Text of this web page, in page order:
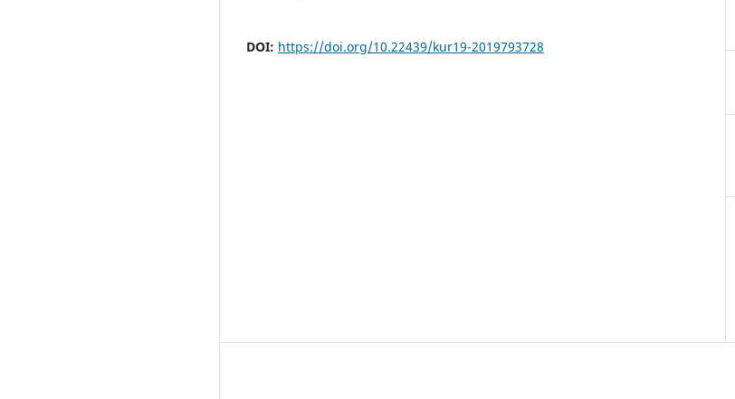
DOI: https://doi.org/10.22439/kur19-2019793728